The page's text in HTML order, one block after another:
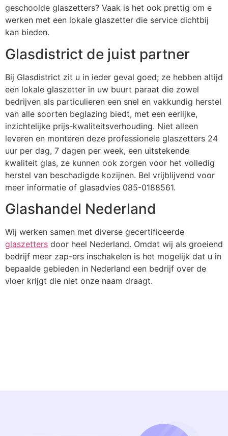
geschoolde glaszetters? Vaak is het ook prettig om e
werken met een lokale glaszetter die service dichtbij
kan bieden.
Glasdistrict de juist partner
Bij Glasdistrict zit u in ieder geval goed; ze hebben altijd
een lokale glaszetter in uw buurt paraat die zowel
bedrijven als particulieren een snel en vakkundig herstel
van alle soorten beglazing biedt, met een eerlijke,
inzichtelijke prijs-kwaliteitsverhouding. Niet alleen
leveren en monteren deze professionele glaszetters 24
uur per dag, 7 dagen per week, een uitstekende
kwaliteit glas, ze kunnen ook zorgen voor het volledig
herstel van beschadigde kozijnen. Bel vrijblijvend voor
meer informatie of glasadvies 085-0188561.
Glashandel Nederland
Wij werken samen met diverse gecertificeerde
glaszetters door heel Nederland. Omdat wij als groeiend
bedrijf meer zap-ers inschakelen is het mogelijk dat u in
bepaalde gebieden in Nederland een bedrijf over de
vloer krijgt die niet onze naam draagt.